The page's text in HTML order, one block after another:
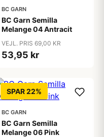
BC GARN
BC Garn Semilla
Melange 04 Antracit
VEJL. PRIS 69,00 KR
53,95 kr
SPAR 22%
BC GARN
BC Garn Semilla
Melange 06 Pink